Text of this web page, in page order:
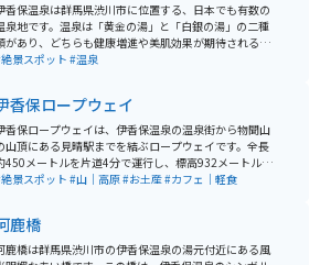
香保温泉は群馬県渋川市に位置する、日本でも有数の
泉地です。温泉は「黄金の湯」と「白銀の湯」の二種
があり、どちらも健康増進や美肌効果が期待されるこ
で知られています。特に「黄金の湯」は鉄分を多く含
物店や飲食店が並び、散策を楽しむことができます。
た、近隣には河鹿橋や伊香保ロープウェイなどの観光
ポットもあり、自然の美しさと共に温泉を楽しむこと
できます。バイクでのアクセスも良く、ドライブの途
で訪れるのに最適な観光地です。伊香保温泉名物のま
景スポット #温泉
香保ロープウェイ
香保ロープウェイは、伊香保温泉の温泉街から物聞山
山頂にある見晴駅までを結ぶロープウェイです。全長
450メートルを片道4分で運行し、標高932メートルの
頂からは、赤城山や谷川岳などを一望することができ
は伊香保温泉街が一望でき、天気の良い日には群馬の
々の美しい景色も楽しめます。
景スポット #山｜高原#お土産#カフェ｜軽食
鹿橋
鹿橋は群馬県渋川市の伊香保温泉の湯元付近にある風